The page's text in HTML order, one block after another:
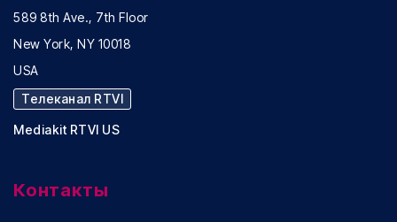
589 8th Ave., 7th Floor
New York, NY 10018
USA
Телеканал RTVI
Mediakit RTVI US
Контакты